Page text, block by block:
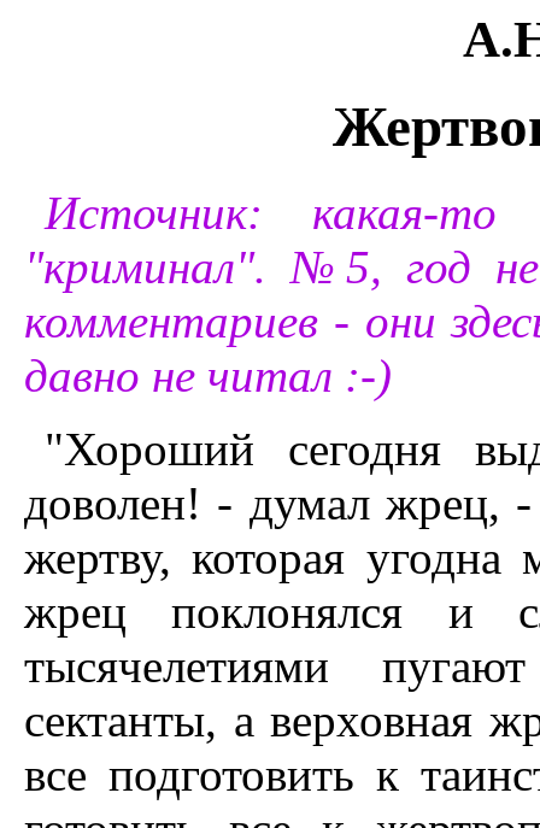
Источник: какая-то
"криминал". №5, год
комментариев - они
давно не читал :-)
"Хороший сегодня
доволен! - думал жрец,
жертву, которая
жрец поклонялся и
тысячелетиями
сектанты, а верховная
все подготовить к